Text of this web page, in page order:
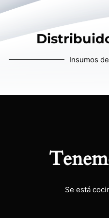
Insumos
Se está